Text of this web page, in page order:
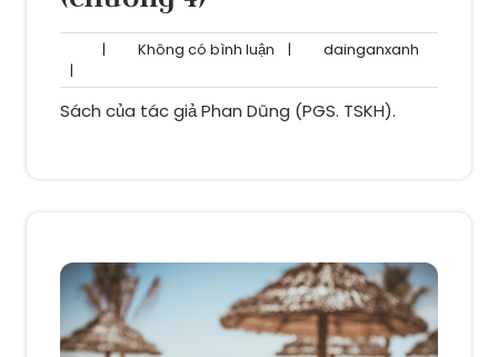
| Không có bình luận Không
bình
luận
| dainganxanh
|
Sách của tác giả Phan Dũng (PGS. TSKH).